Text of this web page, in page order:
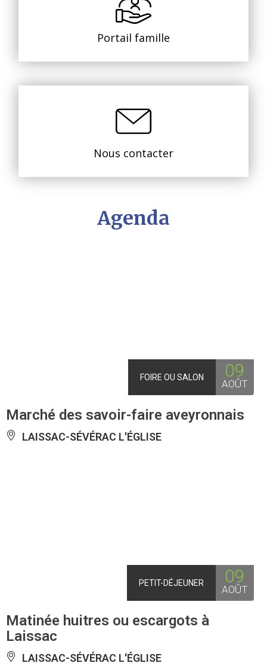
Portail famille
Nous contacter
Agenda
FOIRE OU SALON 09
AOÛT
Marché des savoir-faire aveyronnais
LAISSAC-SÉVÉRAC L'ÉGLISE
PETIT-DÉJEUNER 09
AOÛT
Matinée huitres ou escargots à
Laissac
LAISSAC-SÉVÉRAC L'ÉGLISE